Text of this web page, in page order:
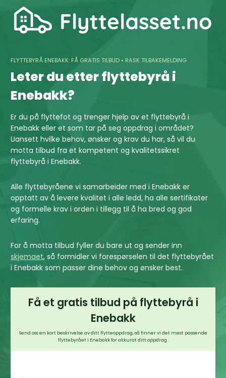
content
FLYTTEBYRÅ ENEBAKK: FÅ GRATIS TILBUD • RASK TILBAKEMELDING
Leter du etter flyttebyrå i
Enebakk?
Er du på flyttefot og trenger hjelp av et flyttebyrå i
Enebakk eller et som tar på seg oppdrag i området?
Uansett hvilke behov, ønsker og krav du har, så vil du
motta tilbud fra et kompetent og kvalitetssikret
flyttebyrå i Enebakk.
Alle flyttebyråene vi samarbeider med i Enebakk er
opptatt av å levere kvalitet i alle ledd, ha alle sertifikater
og formelle krav i orden i tillegg til å ha bred og god
erfaring.
For å motta tilbud fyller du bare ut og sender inn
skjemaet, så formidler vi forespørselen til det flyttebyrået
i Enebakk som passer dine behov og ønsker best.
Få et gratis tilbud på flyttebyrå i
Enebakk
Send oss en kort beskrivelse av ditt flytteoppdrag, så finner vi det mest passende
flyttebyrået i Enebakk for akkurat ditt oppdrag.